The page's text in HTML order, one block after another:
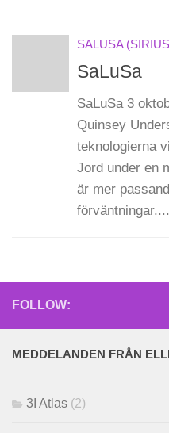
SALUSA
SaLuSa
SaLuSa 3
Quinsey
teknologierna
Jord under en
är mer
förväntningar....
FOLLOW:
MEDDELANDEN FRÅN
3I Atlas (2)